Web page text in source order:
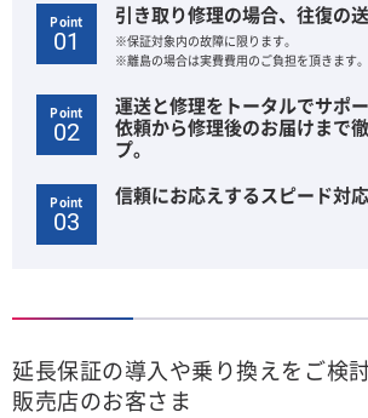
Point
01
引き取り修理の場合、往復の送
※保証対象内の故障に限ります。
※離島の場合は実費費用のご負担を頂きます。
Point
02
運送と修理をトータルでサポ
依頼から修理後のお届けまで
プ。
Point
03
信頼にお応えするスピード対応
延長保証の導入や乗り換えをご検
販売店のお客さま